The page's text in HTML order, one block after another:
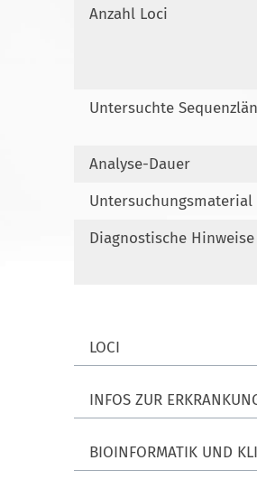
Anzahl Loci
Untersuchte
Analyse-Dauer
Untersuchungsmaterial
Diagnostische Hinweise
LOCI
INFOS ZUR
BIOINFORMATIK UND